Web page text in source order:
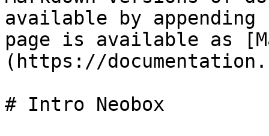
available by
page is available as
(https://
# Intro Neobox